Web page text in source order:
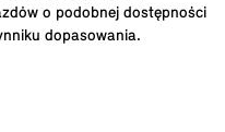
o podobnej dostępności
dopasowania.